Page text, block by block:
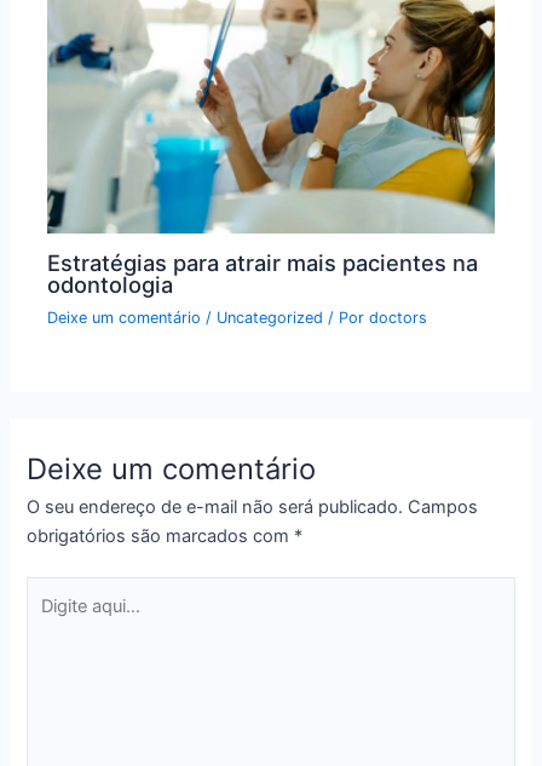
Estratégias para atrair mais pacientes na
odontologia
Deixe um comentário / Uncategorized / Pordoctors
Deixe um comentário
O seu endereço de e-mail não será publicado. Campos
obrigatórios são marcados com *
aqui...